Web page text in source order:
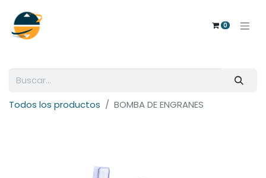
0
Todos los productos BOMBA DE ENGRANES